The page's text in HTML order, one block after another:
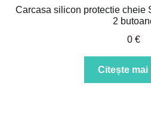
Carcasa silicon protectie cheie
2
0 €
Citește mai